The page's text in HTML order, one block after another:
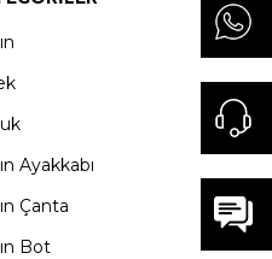
Ayakkabı
Çanta
Bot